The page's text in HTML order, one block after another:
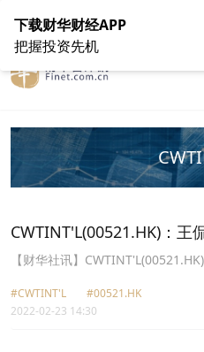
在线客服 关于我们
CWTINT'L(00521.HK)：王
裁
【财华社讯】
投资委员会及提名委员会各自之主
及王侃先生已获委任为执行董事、
#CWTINT'L
#00521.HK
2022-02-23 14:30
下载财华财经APP
把握投资先机